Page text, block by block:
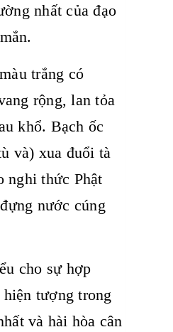
nhất của đạo
trắng có
rộng, lan tỏa
khổ. Bạch ốc
và) xua đuổi tà
nghi thức Phật
nước cúng
cho sự hợp
tượng trong
và hài hòa cân